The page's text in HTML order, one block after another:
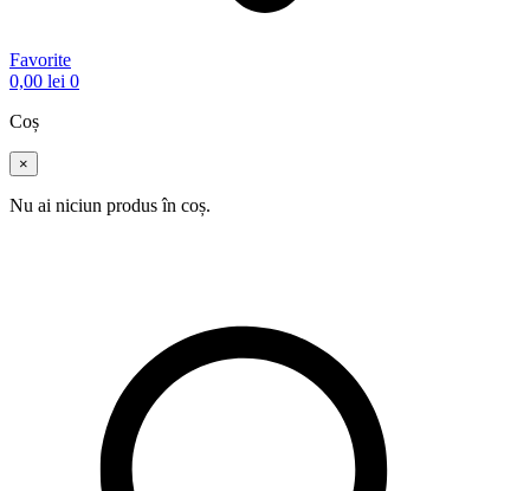
Favorite
0,00 lei 0
Coș
×
Nu ai niciun produs în coș.